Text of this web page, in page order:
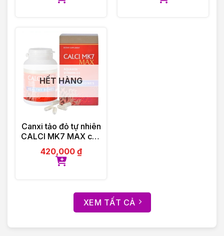
HẾT HÀNG
Canxi tảo đỏ tự nhiên
CALCI MK7 MAX của
Ba Lan 60 viên
420,000 ₫
XEM TẤT CẢ